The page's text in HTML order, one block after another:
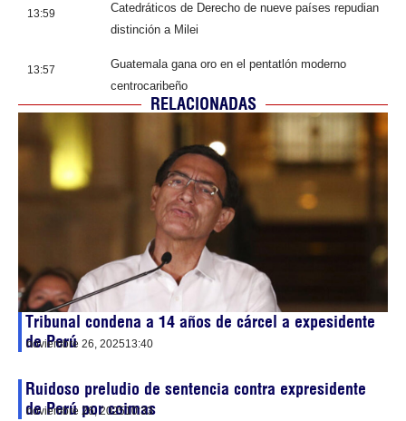
13:59
Catedráticos de Derecho de nueve países repudian
distinción a Milei
13:57
Guatemala gana oro en el pentatlón moderno
centrocaribeño
RELACIONADAS
Tribunal condena a 14 años de cárcel a expesidente
de Perú
noviembre 26, 202513:40
Ruidoso preludio de sentencia contra expresidente
de Perú por coimas
noviembre 26, 202510:33